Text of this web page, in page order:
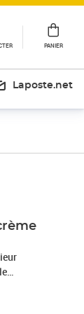
PANIER
Laposte.net
une